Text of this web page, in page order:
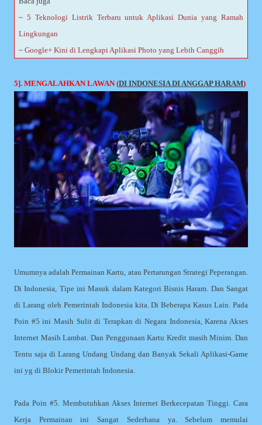
~5 Teknologi Listrik Terbaru untuk Aplikasi Dunia yang Ramah
Lingkungan
~Google+ Kini di Lengkapi Aplikasi Photo yang Lebih Canggih
5]. MENGALAHKAN LAWAN (DI INDONESIA DI ANGGAP HARAM)
Umumnya adalah Permainan Kartu, atau Pertarungan Strategi Peperangan.
Di Indonesia, Tipe ini Masuk dalam Kategori Bisnis Haram. Dan Sangat
di Larang oleh Pemerintah Indonesia kita. Di Beberapa Kasus Lain. Pada
Poin #5 ini Masih Sulit di Terapkan di Negara Indonesia, Karena Akses
Internet Masih Lambat. Dan Penggunaan Kartu Kredit masih Minim. Dan
Tentu saja di Larang Undang Undang dan Banyak Sekali Aplikasi-Game
ini yg di Blokir Pemerintah Indonesia.
Pada Poin #5. Membutuhkan Akses Internet Berkecepatan Tinggi. Cara
Kerja Permainan ini Sangat Sederhana ya. Sebelum memulai